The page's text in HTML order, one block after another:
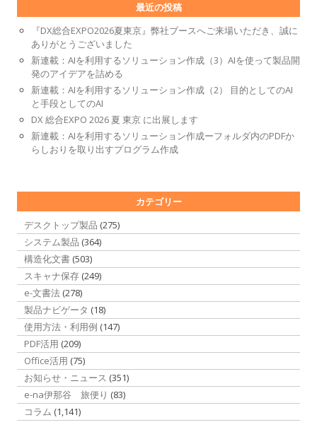
最近の投稿
『DX総合EXPO2026夏東京』弊社ブースへご来場いただき、誠に
ありがとうございました
新連載：AIを利用するソリューション作成（3）AIを使って製品開
発のアイデアを詰める
新連載：AIを利用するソリューション作成（2） 目的としてのAI
と手段としてのAI
DX 総合EXPO 2026 夏 東京 に出展します
新連載：AIを利用するソリューション作成ーフォルダ内のPDFか
らしおりを取り出すプログラム作成
カテゴリー
デスクトップ製品 (275)
システム製品 (364)
構造化文書 (503)
スキャナ保存 (249)
e-文書法 (278)
製品ナビゲータ (18)
使用方法・利用例 (147)
PDF活用 (209)
Office活用 (75)
お知らせ・ニュース (351)
e-na伊那谷 旅便り (83)
コラム (1,141)